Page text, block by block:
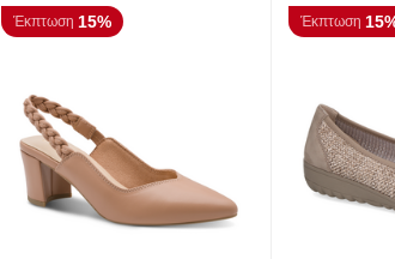
Έκπτωση 15% Έκπτωση